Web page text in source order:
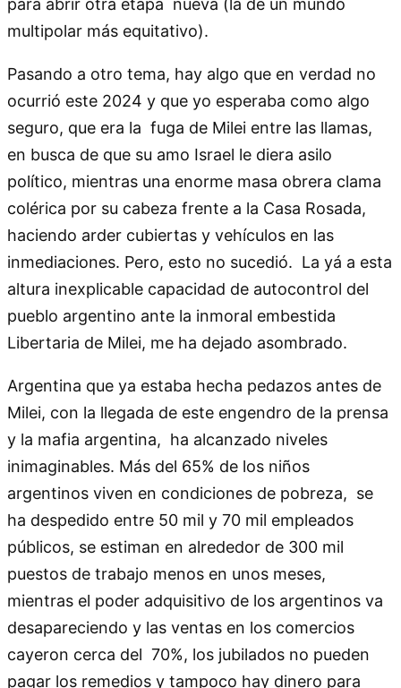
multipolar más equitativo).
Pasando a otro tema, hay algo que en verdad no
ocurrió este 2024 y que yo esperaba como algo
seguro, que era la fuga de Milei entre las llamas,
en busca de que su amo Israel le diera asilo
político, mientras una enorme masa obrera clama
colérica por su cabeza frente a la Casa Rosada,
haciendo arder cubiertas y vehículos en las
inmediaciones. Pero, esto no sucedió. La yá a esta
altura inexplicable capacidad de autocontrol del
pueblo argentino ante la inmoral embestida
Libertaria de Milei, me ha dejado asombrado.
Argentina que ya estaba hecha pedazos antes de
Milei, con la llegada de este engendro de la prensa
y la mafia argentina, ha alcanzado niveles
inimaginables. Más del 65% de los niños
argentinos viven en condiciones de pobreza, se
ha despedido entre 50 mil y 70 mil empleados
públicos, se estiman en alrededor de 300 mil
puestos de trabajo menos en unos meses,
mientras el poder adquisitivo de los argentinos va
desapareciendo y las ventas en los comercios
cayeron cerca del 70%, los jubilados no pueden
pagar los remedios y tampoco hay dinero para